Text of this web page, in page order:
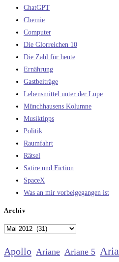
ChatGPT
Chemie
Computer
Die Glorreichen 10
Die Zahl für heute
Ernährung
Gastbeiträge
Lebensmittel unter der Lupe
Münchhausens Kolumne
Musiktipps
Politik
Raumfahrt
Rätsel
Satire und Fiction
SpaceX
Was an mir vorbeigegangen ist
Archiv
Archiv
Apollo Ariane Ariane 5